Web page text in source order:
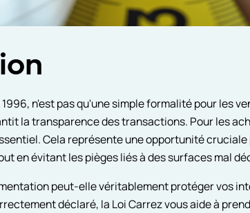
n'est pas qu'une simple formalité pour les
la transparence des transactions. Pour les
Cela représente une opportunité
en évitant les pièges liés à des surfaces mal
peut-elle véritablement protéger vos
déclaré, la Loi Carrez vous aide à